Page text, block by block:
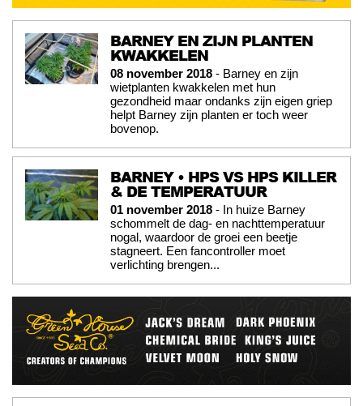
BARNEY EN ZIJN PLANTEN
KWAKKELEN
08 november 2018 - Barney en zijn
wietplanten kwakkelen met hun
gezondheid maar ondanks zijn eigen griep
helpt Barney zijn planten er toch weer
bovenop.
BARNEY • HPS VS HPS KILLER
& DE TEMPERATUUR
01 november 2018 - In huize Barney
schommelt de dag- en nachttemperatuur
nogal, waardoor de groei een beetje
stagneert. Een fancontroller moet
verlichting brengen...